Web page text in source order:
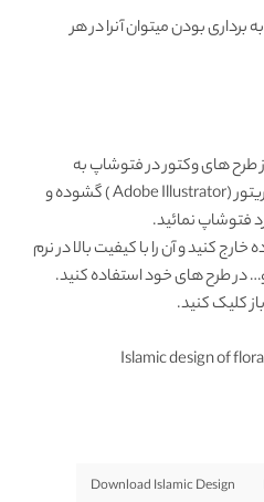
برداری بودن میتوان آنرا در هر
طرح های وکتور در فتوشاپ به
مشکل برخوردید , آن را در ایلواستریتور (Adobe Illustrator ) گشوده و
فتوشاپ نمائید.
کنید و آن را با کیفیت بالا در نرم
در طرح های خود استفاده کنید.
کلیک کنید.
Islamic design of
Download Islamic Design